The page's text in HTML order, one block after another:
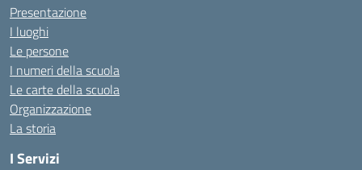
Presentazione
I luoghi
Le persone
I numeri della scuola
Le carte della scuola
Organizzazione
La storia
I Servizi